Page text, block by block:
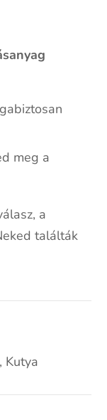
meg a
a
találták
, Kutya